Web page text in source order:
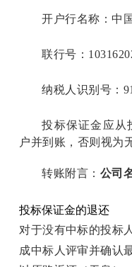
开户行名称：中
联行号：
纳税人识别号：
投标保证金应从
户并到账，否则视为
转账附言： 公司
投标保证金的退还
对于没有中标的投标
成中标人评审并确认